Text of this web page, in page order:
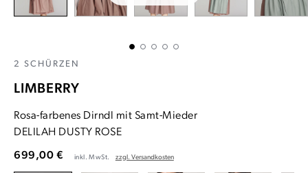
2 SCHÜRZEN
LIMBERRY
Rosa-farbenes Dirndl mit Samt-Mieder
DELILAH DUSTY ROSE
699,00 € inkl. MwSt. zzgl. Versandkosten